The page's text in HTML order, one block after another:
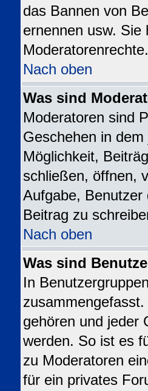
das Bannen von
ernennen usw.
Moderatorenrechte.
Nach oben
Was sind
Moderatoren sind
Geschehen in
Möglichkeit,
schließen, öffnen,
Aufgabe, Benutzer
Beitrag zu
Nach oben
Was sind
In
gehören und jeder
werden. So ist es
zu Moderatoren
für ein privates